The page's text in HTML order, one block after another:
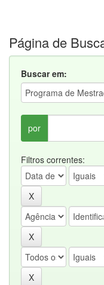
Página de
Buscar em:
por
Filtros correntes: